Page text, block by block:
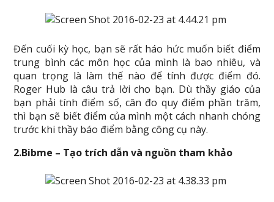
Đến cuối kỳ học, bạn sẽ rất háo hức muốn biết điểm
trung bình các môn học của mình là bao nhiêu, và
quan trọng là làm thế nào để tính được điểm đó.
Roger Hub là câu trả lời cho bạn. Dù thầy giáo của
bạn phải tính điểm số, cân đo quy điểm phần trăm,
thì bạn sẽ biết điểm của mình một cách nhanh chóng
trước khi thầy báo điểm bằng công cụ này.
2.Bibme – Tạo trích dẫn và nguồn tham khảo